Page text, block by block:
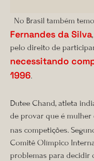
No Brasil também
Fernandes da Silva
pelo direito de
necessitando
1996.
Dutee Chand, atleta
de provar que é
nas competições.
Comitê Olímpico
problemas para decidir